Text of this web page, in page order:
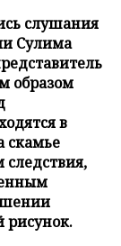
слушания
Сулима
образом
в
скамье
рисунок.